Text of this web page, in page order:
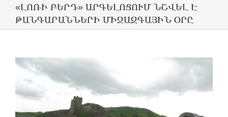
«ԼՈՌԻ ԲԵՐԴ» ԱՐԳԵԼՈՑՈՒՄ ՆՇՎԵԼ Է
ԹԱՆԳԱՐԱՆՆԵՐԻ ՄԻՋԱԶԳԱՅԻՆ ՕՐԸ
View
Larger
Image